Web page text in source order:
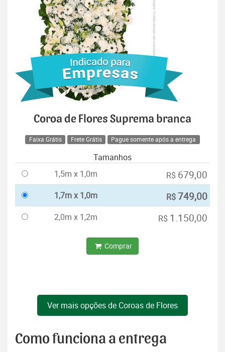
Coroa de Flores Suprema branca
Faixa Grátis Frete Grátis Pague somente após a entrega
Tamanhos
1,5m x 1,0m
R$ 679,00
1,7m x 1,0m R$749,00
2,0m x 1,2m R$ 1.150,00
Comprar
Ver mais opções de Coroas de Flores
Como funciona a entrega